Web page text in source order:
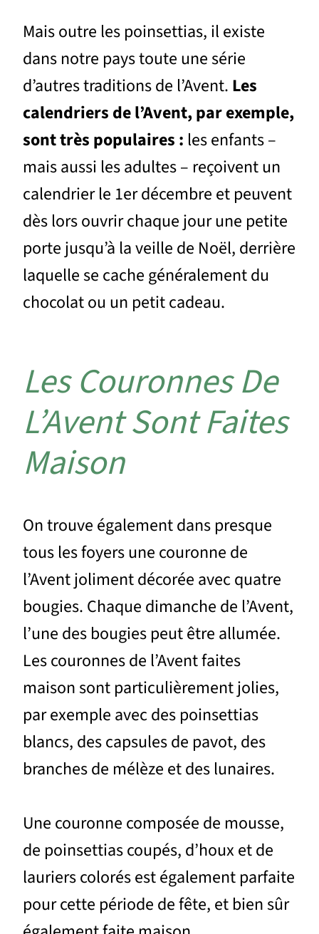
Mais outre les poinsettias, il existe
dans notre pays toute une série
d’autres traditions de l’Avent. Les
calendriers de l’Avent, par exemple,
sont très populaires : les enfants –
mais aussi les adultes – reçoivent un
calendrier le 1er décembre et peuvent
dès lors ouvrir chaque jour une petite
porte jusqu’à la veille de Noël, derrière
laquelle se cache généralement du
chocolat ou un petit cadeau.
Les Couronnes De
L’Avent Sont Faites
Maison
On trouve également dans presque
tous les foyers une couronne de
l’Avent joliment décorée avec quatre
bougies. Chaque dimanche de l’Avent,
l’une des bougies peut être allumée.
Les couronnes de l’Avent faites
maison sont particulièrement jolies,
par exemple avec des poinsettias
blancs, des capsules de pavot, des
branches de mélèze et des lunaires.
Une couronne composée de mousse,
de poinsettias coupés, d’houx et de
lauriers colorés est également parfaite
pour cette période de fête, et bien sûr